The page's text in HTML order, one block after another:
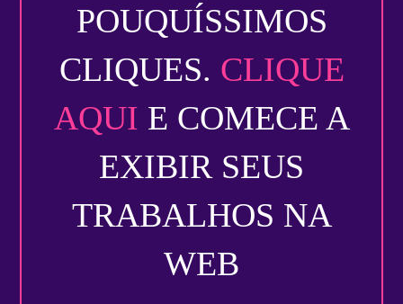
POUQUÍSSIMOS
CLIQUES. CLIQUE
AQUI E COMECE A
EXIBIR SEUS
TRABALHOS NA
WEB